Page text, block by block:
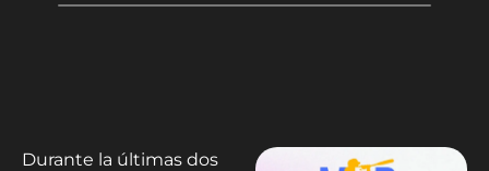
Durante la últimas dos